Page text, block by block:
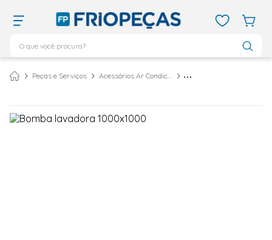
Peças e Serviços
1º ar condicionado 12000
3º ar condicionado